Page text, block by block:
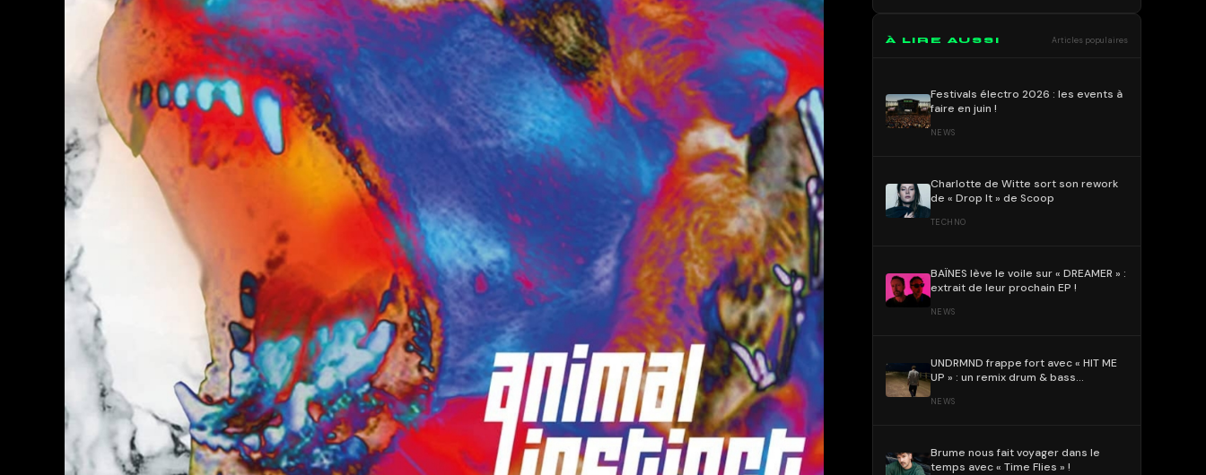
À LIRE AUSSI Articles populaires
Festivals électro 2026 : les events à
faire en juin !
NEWS
Charlotte de Witte sort son rework
de « Drop It » de Scoop
TECHNO
BAÏNES lève le voile sur « DREAMER » :
extrait de leur prochain EP !
NEWS
UNDRMND frappe fort avec « HIT ME
UP » : un remix drum & bass
NEWS
Brume nous fait voyager dans le
temps avec « Time Flies » !